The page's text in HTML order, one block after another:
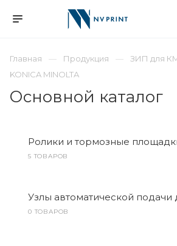
Главная Продукция
ЗИП для
KONICA MINOLTA
Основной каталог
Ролики и тормозные
5 ТОВАРОВ
Узлы автоматической подачи
0 ТОВАРОВ